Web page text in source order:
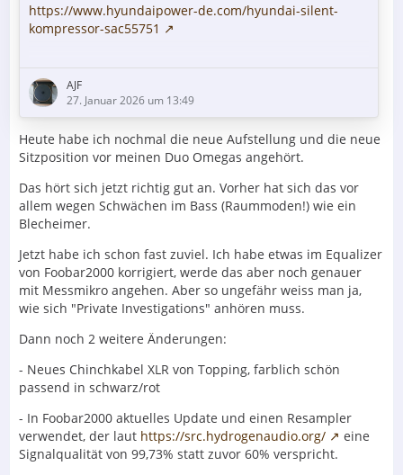
https://www.hyundaipower-de.com/hyundai-silent-
kompressor-sac55751
Mit der Druckluft bekommt man super den Staub aus
elektronischen Platinen und auch auch sonst alles, was
Rillen, Ritzen, Ecken Hohlräume usw. Auch aus
verstaubten Computern 👍 und Hifi-Geräten.
Druckluft ist besser als Saugen, da dann z.B.
wirksamer. Idealerweise macht man das draussen.
Auch zum Schnelltrocknen kleinerer Teile nach nasser…
AJF
27. Januar 2026 um 13:49
Heute habe ich nochmal die neue Aufstellung und die neue
Sitzposition vor meinen Duo Omegas angehört.
Das hört sich jetzt richtig gut an. Vorher hat sich das vor
allem wegen Schwächen im Bass (Raummoden!) wie ein
Blecheimer.
Jetzt habe ich schon fast zuviel. Ich habe etwas im Equalizer
von Foobar2000 korrigiert, werde das aber noch genauer
mit Messmikro angehen. Aber so ungefähr weiss man ja,
wie sich "Private Investigations" anhören muss.
Dann noch 2 weitere Änderungen:
- Neues Chinchkabel XLR von Topping, farblich schön
passend in schwarz/rot
- In Foobar2000 aktuelles Update und einen Resampler
verwendet, der laut https://src.hydrogenaudio.org/
eine
Signalqualität von 99,73% statt zuvor 60% verspricht.